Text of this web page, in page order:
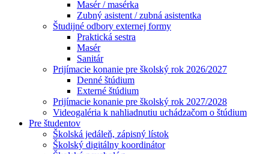
Masér / masérka
Zubný asistent / zubná asistentka
Študijné odbory externej formy
Praktická sestra
Masér
Sanitár
Prijímacie konanie pre školský rok 2026/2027
Denné štúdium
Externé štúdium
Prijímacie konanie pre školský rok 2027/2028
Videogaléria k nahliadnutiu uchádzačom o štúdium
Pre študentov
Školská jedáleň, zápisný lístok
Školský digitálny koordinátor